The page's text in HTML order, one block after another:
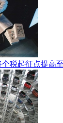
税起征点提高